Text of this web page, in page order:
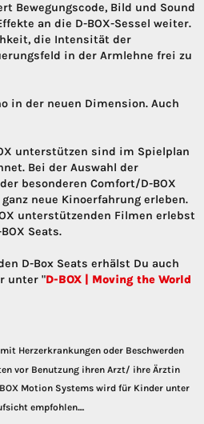
Bewegungscode, Bild und Sound
an die D-BOX-Sessel weiter.
die Intensität der
in der Armlehne frei zu
in der neuen Dimension. Auch
unterstützen sind im Spielplan
Bei der Auswahl der
besonderen Comfort/D-BOX
neue Kinoerfahrung erleben.
unterstützenden Filmen erlebst
Seats.
D-Box Seats erhälst Du auch
unter "D-BOX | Moving the World
Herzerkrankungen oder Beschwerden
vor Benutzung ihren Arzt/ ihre Ärztin
Motion Systems wird für Kinder unter
empfohlen....